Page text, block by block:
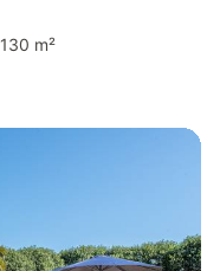
130 m²